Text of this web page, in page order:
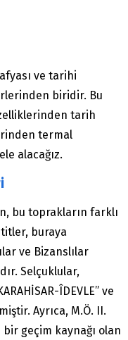
ve tarihi
biridir. Bu
tarih
termal
alacağız.
bu toprakların farklı
buraya
ve Bizanslılar
Selçuklular,
ÎDEVLE” ve
Ayrıca, M.Ö. II.
geçim kaynağı olan